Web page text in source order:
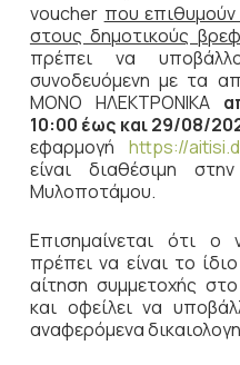
voucher που
στους δημοτικούς
πρέπει να
συνοδευόμενη με τα
ΜΟΝΟ ΗΛΕΚΤΡΟΝΙΚΑ
10:00 έως και 29/08/
εφαρμογή https://
είναι διαθέσιμη
Μυλοποτάμου.
Επισημαίνεται ότι
πρέπει να είναι το
αίτηση συμμετοχής
και οφείλει να
αναφερόμενα